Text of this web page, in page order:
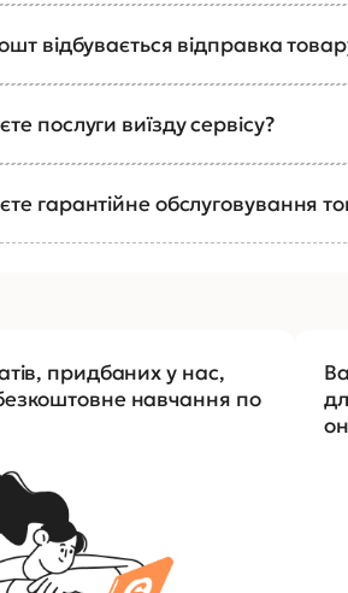
відбувається відправка
послуги виїзду сервісу?
гарантійне обслуговування
придбаних у нас,
навчання по